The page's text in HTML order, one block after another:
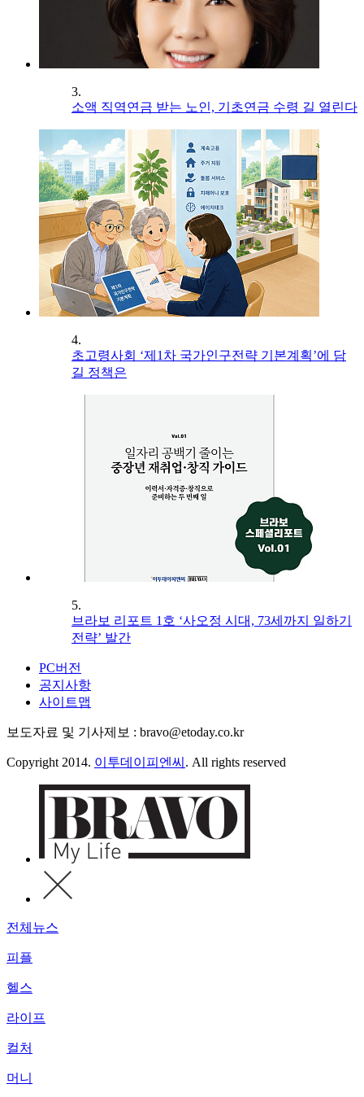
3.
소액 직역연금 받는 노인, 기초연금 수령 길 열린다
4.
초고령사회 ‘제1차 국가인구전략 기본계획’에 담
길 정책은
5.
브라보 리포트 1호 ‘사오정 시대, 73세까지 일하기
전략’ 발간
PC버전
공지사항
사이트맵
보도자료 및 기사제보 : bravo@etoday.co.kr
Copyright 2014. 이투데이피엔씨 . All rights reserved
전체뉴스
피플
헬스
라이프
컬처
머니